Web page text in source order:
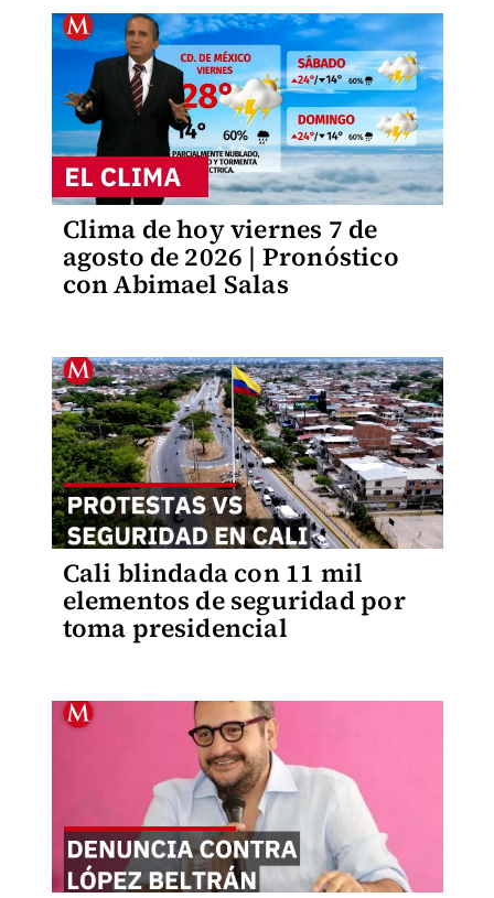
Clima de hoy viernes 7 de
agosto de 2026 | Pronóstico
con Abimael Salas
Cali blindada con 11 mil
elementos de seguridad por
toma presidencial